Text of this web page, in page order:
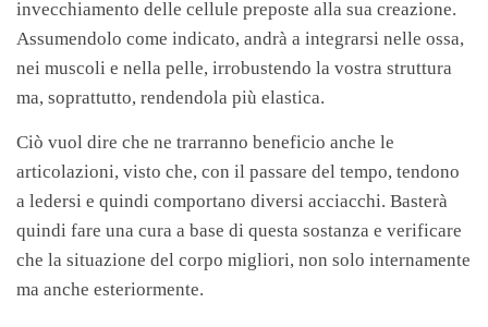
invecchiamento delle cellule preposte alla sua creazione.
Assumendolo come indicato, andrà a integrarsi nelle ossa,
nei muscoli e nella pelle, irrobustendo la vostra struttura
ma, soprattutto, rendendola più elastica.
Ciò vuol dire che ne trarranno beneficio anche le
articolazioni, visto che, con il passare del tempo, tendono
a ledersi e quindi comportano diversi acciacchi. Basterà
quindi fare una cura a base di questa sostanza e verificare
che la situazione del corpo migliori, non solo internamente
ma anche esteriormente.